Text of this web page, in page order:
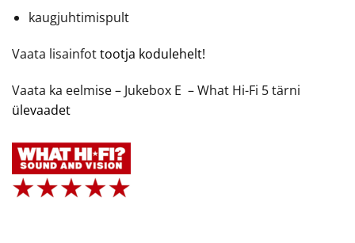
kaugjuhtimispult
Vaata lisainfottootja kodulehelt!
Vaata ka eelmise – Jukebox E – What Hi-Fi 5 tärni
ülevaadet